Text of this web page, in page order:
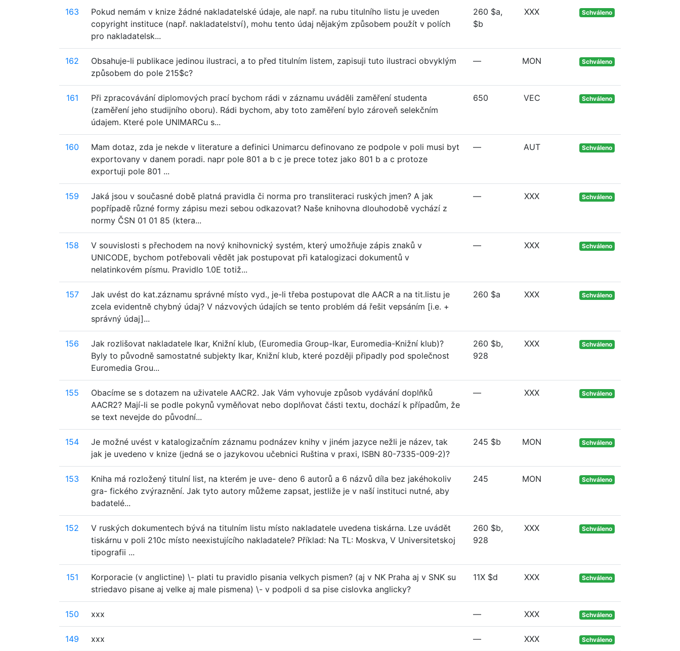
163
Pokud nemám v knize žádné nakladatelské údaje, ale např. na rubu titulního listu je uveden
copyright instituce (např. nakladatelství), mohu tento údaj nějakým způsobem použít v polích
pro nakladatelsk...
260 $a,
$b
XXX Schváleno
162
Obsahuje-li publikace jedinou ilustraci, a to před titulním listem, zapisuji tuto ilustraci obvyklým
způsobem do pole 215$c?
— MON Schváleno
161
Při zpracovávání diplomových prací bychom rádi v záznamu uváděli zaměření studenta
(zaměření jeho studijního oboru). Rádi bychom, aby toto zaměření bylo zároveň selekčním
údajem. Které pole UNIMARCu s...
650 VEC Schváleno
160
Mam dotaz, zda je nekde v literature a definici Unimarcu definovano ze podpole v poli musi byt
exportovany v danem poradi. napr pole 801 a b c je prece totez jako 801 b a c protoze
exportuji pole 801 ...
— AUT Schváleno
159
Jaká jsou v současné době platná pravidla či norma pro transliteraci ruských jmen? A jak
popřípadě různé formy zápisu mezi sebou odkazovat? Naše knihovna dlouhodobě vychází z
normy ČSN 01 01 85 (ktera...
— XXX Schváleno
158
V souvislosti s přechodem na nový knihovnický systém, který umožňuje zápis znaků v
UNICODE, bychom potřebovali vědět jak postupovat při katalogizaci dokumentů v
nelatinkovém písmu. Pravidlo 1.0E totiž...
— XXX Schváleno
157
Jak uvést do kat.záznamu správné místo vyd., je-li třeba postupovat dle AACR a na tit.listu je
zcela evidentně chybný údaj? V názvových údajích se tento problém dá řešit vepsáním [i.e. +
správný údaj]...
260 $a XXX Schváleno
156
Jak rozlišovat nakladatele Ikar, Knižní klub, (Euromedia Group-Ikar, Euromedia-Knižní klub)?
Byly to původně samostatné subjekty Ikar, Knižní klub, které později připadly pod společnost
Euromedia Grou...
260 $b,
928
XXX Schváleno
155
Obacíme se s dotazem na uživatele AACR2. Jak Vám vyhovuje způsob vydávání doplňků
AACR2? Mají-li se podle pokynů vyměňovat nebo doplňovat části textu, dochází k případům, že
se text nevejde do původní...
— XXX Schváleno
154
Je možné uvést v katalogizačním záznamu podnázev knihy v jiném jazyce nežli je název, tak
jak je uvedeno v knize (jedná se o jazykovou učebnici Ruština v praxi, ISBN 80-7335-009-2)?
245 $b MON Schváleno
153
Kniha má rozložený titulní list, na kterém je uve- deno 6 autorů a 6 názvů díla bez jakéhokoliv
gra- fického zvýraznění. Jak tyto autory můžeme zapsat, jestliže je v naší instituci nutné, aby
badatelé...
245 MON Schváleno
152
V ruských dokumentech bývá na titulním listu místo nakladatele uvedena tiskárna. Lze uvádět
tiskárnu v poli 210c místo neexistujícího nakladatele? Příklad: Na TL: Moskva, V Universitetskoj
tipografii ...
260 $b,
928
XXX Schváleno
151
Korporacie (v anglictine) \- plati tu pravidlo pisania velkych pismen? (aj v NK Praha aj v SNK su
striedavo pisane aj velke aj male pismena) \- v podpoli d sa pise cislovka anglicky?
11X $d XXX Schváleno
150 xxx — XXX Schváleno
149 xxx — XXX Schváleno